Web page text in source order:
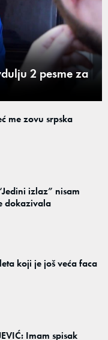
2 pesme za
me zovu srpska
izlaz” nisam
dokazivala
koji je još veća faca
Imam spisak